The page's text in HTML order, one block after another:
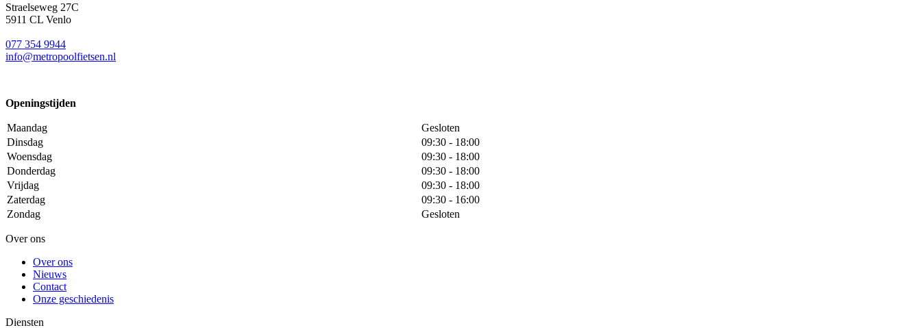
Straelseweg 27C
5911 CL Venlo
077 354 9944
info@metropoolfietsen.nl
Openingstijden
Maandag
Gesloten
Dinsdag
09:30 - 18:00
Woensdag
09:30 - 18:00
Donderdag
09:30 - 18:00
Vrijdag
09:30 - 18:00
Zaterdag
09:30 - 16:00
Zondag
Gesloten
Over ons
Over ons
Nieuws
Contact
Onze geschiedenis
Diensten